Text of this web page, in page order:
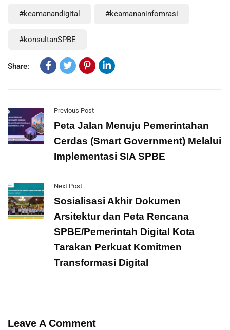
#keamanandigital #keamananinfomrasi
#konsultanSPBE
Share:
Previous Post
Peta Jalan Menuju Pemerintahan
Cerdas (Smart Government) Melalui
Implementasi SIA SPBE
Next Post
Sosialisasi Akhir Dokumen
Arsitektur dan Peta Rencana
SPBE/Pemerintah Digital Kota
Tarakan Perkuat Komitmen
Transformasi Digital
Leave A Comment